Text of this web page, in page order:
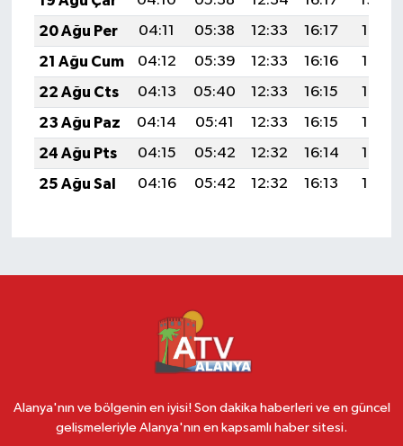
20 Ağu Per
04:11 05:38 12:33 16:17
19:18
21 Ağu Cum
04:12 05:39 12:33 16:16
19:17
22 Ağu Cts
04:13 05:40 12:33 16:15
19:16
23 Ağu Paz
04:14 05:41 12:33 16:15
19:14
24 Ağu Pts
04:15 05:42 12:32 16:14
19:13
25 Ağu Sal
04:16 05:42 12:32 16:13 19:12
Alanya'nın ve bölgenin en iyisi! Son dakika haberleri ve en güncel
gelişmeleriyle Alanya'nın en kapsamlı haber sitesi.